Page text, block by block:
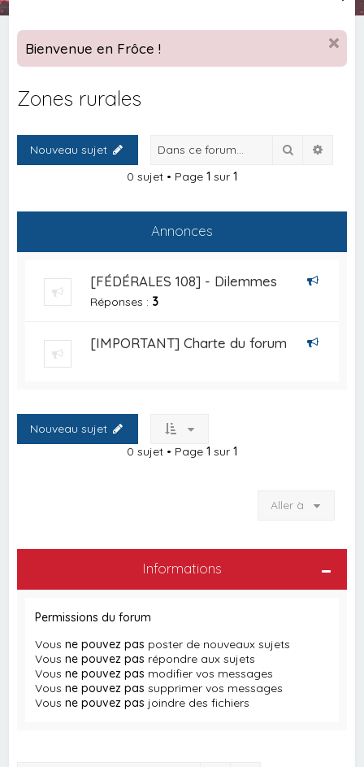
c
h
Bienvenue en Frôce !
Zones rurales
Nouveau sujet Rechercher
0 sujet • Page 1 sur 1
Annonces
[FÉDÉRALES 108] - Dilemmes
Réponses : 3
[IMPORTANT] Charte du forum
Nouveau sujet
0 sujet • Page 1 sur 1
Aller à
Informations
Permissions du forum
Vousne pouvez pas poster de nouveaux sujets
Vousne pouvez pas répondre aux sujets
Vousne pouvez pas modifier vos messages
Vousne pouvez pas supprimer vos messages
Vousne pouvez pas joindre des fichiers